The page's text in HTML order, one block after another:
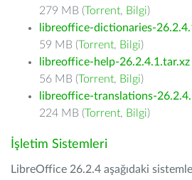
279 MB (Torrent, Bilgi)
libreoffice-dictionaries-
59 MB (Torrent, Bilgi)
libreoffice-help-26.2.4.1.tar.xz
56 MB (Torrent, Bilgi)
libreoffice-translations-
224 MB (Torrent, Bilgi)
İşletim Sistemleri
LibreOffice 26.2.4 aşağıdaki